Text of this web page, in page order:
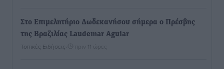
Στο Επιμελητήριο Δωδεκανήσου σήμερα ο Πρέσβης
της Βραζιλίας Laudemar Aguiar
Τοπικές Ειδήσεις πριν 11 ώρες